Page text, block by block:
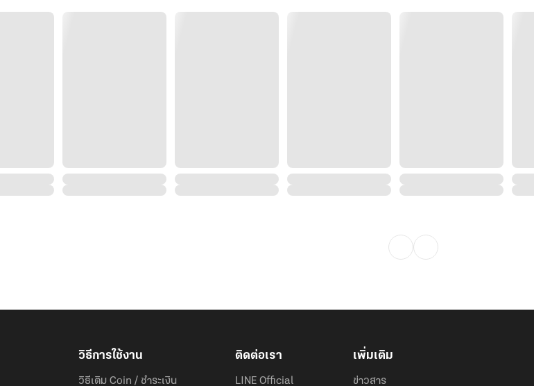
วิธีการใช้งาน
วิธีเติม Coin / ชำระเงิน
ติดต่อเรา
LINE Official
เพิ่มเติม
ข่าวสาร